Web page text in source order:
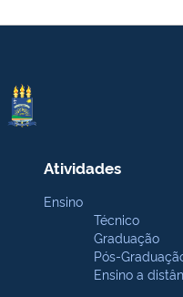
Atividades
Ensino
Técnico
Graduação
Pós-
Ensino a